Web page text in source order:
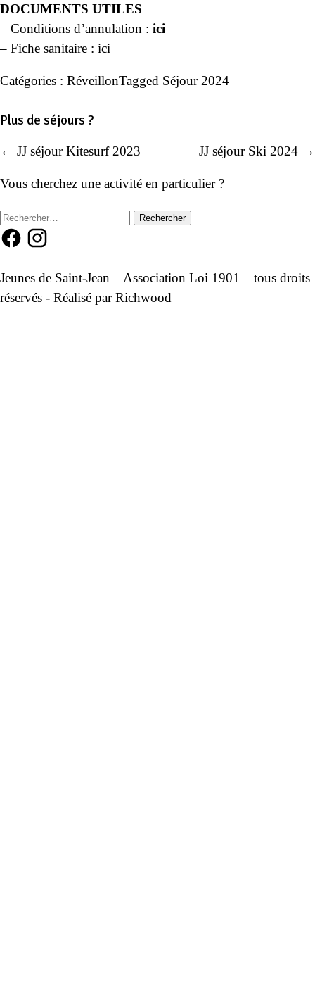
DOCUMENTS UTILES
– Conditions d’annulation : ici
– Fiche sanitaire : ici
Catégories : RéveillonTagged Séjour 2024
Plus de séjours ?
Navigation
de
l’article
← JJ séjour Kitesurf 2023 JJ séjour Ski 2024 →
Vous cherchez une activité en particulier ?
Rechercher :
Jeunes de Saint-Jean – Association Loi 1901 – tous droits
réservés - Réalisé parRichwood